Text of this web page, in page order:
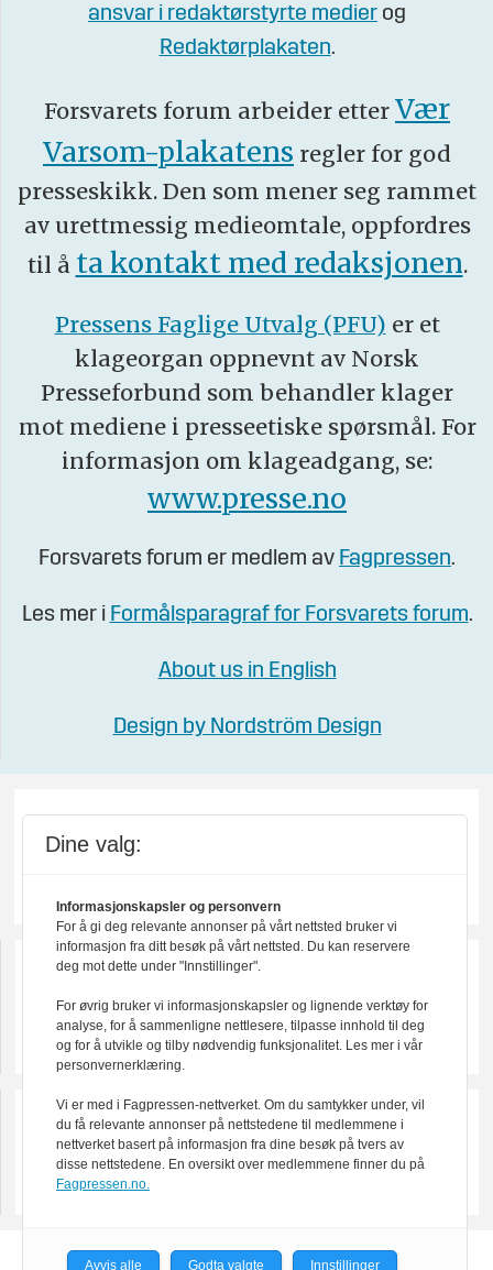
ansvar i redaktørstyrte medier og
Redaktørplakaten.
Forsvarets forum arbeider etter Vær
Varsom-plakatens regler for god
presseskikk. Den som mener seg rammet
av urettmessig medieomtale, oppfordres
til å ta kontakt med redaksjonen.
Pressens Faglige Utvalg (PFU) er et
klageorgan oppnevnt av Norsk
Presseforbund som behandler klager
mot mediene i presseetiske spørsmål. For
informasjon om klageadgang, se:
www.presse.no
Forsvarets forum er medlem av Fagpressen.
Les mer i Formålsparagraf for Forsvarets forum.
About us in English
Design by Nordström Design
Dine valg:
Informasjonskapsler og personvern
For å gi deg relevante annonser på vårt nettsted bruker vi
informasjon fra ditt besøk på vårt nettsted. Du kan reservere
deg mot dette under "Innstillinger".
For øvrig bruker vi informasjonskapsler og lignende verktøy for
analyse, for å sammenligne nettlesere, tilpasse innhold til deg
og for å utvikle og tilby nødvendig funksjonalitet. Les mer i vår
personvernerklæring.
Vi er med i Fagpressen-nettverket. Om du samtykker under, vil
du få relevante annonser på nettstedene til medlemmene i
nettverket basert på informasjon fra dine besøk på tvers av
disse nettstedene. En oversikt over medlemmene finner du på
Fagpressen.no.
Avvis alle Godta valgte Innstillinger